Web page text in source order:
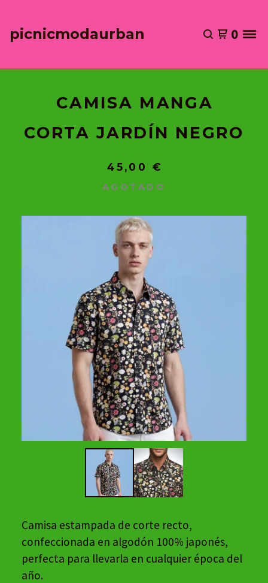
picnicmodaurban 0
CAMISA MANGA
CORTA JARDÍN NEGRO
45,00 €
AGOTADO
Camisa estampada de corte recto,
confeccionada en algodón 100% japonés,
perfecta para llevarla en cualquier época del
año.